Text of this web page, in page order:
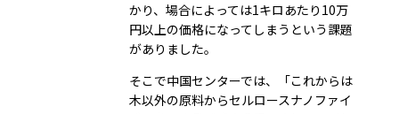
かり、場合によっては1キロあたり10万
円以上の価格になってしまうという課題
がありました。
そこで中国センターでは、「これからは
木以外の原料からセルロースナノファイ